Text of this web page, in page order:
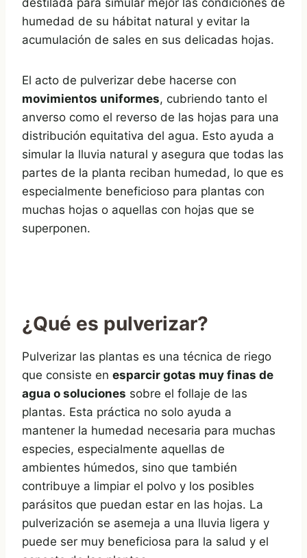
destilada para simular mejor las condiciones de
humedad de su hábitat natural y evitar la
acumulación de sales en sus delicadas hojas.
El acto de pulverizar debe hacerse con
movimientos uniformes, cubriendo tanto el
anverso como el reverso de las hojas para una
distribución equitativa del agua. Esto ayuda a
simular la lluvia natural y asegura que todas las
partes de la planta reciban humedad, lo que es
especialmente beneficioso para plantas con
muchas hojas o aquellas con hojas que se
superponen.
¿Qué es pulverizar?
Pulverizar las plantas es una técnica de riego
que consiste en esparcir gotas muy finas de
agua o soluciones sobre el follaje de las
plantas. Esta práctica no solo ayuda a
mantener la humedad necesaria para muchas
especies, especialmente aquellas de
ambientes húmedos, sino que también
contribuye a limpiar el polvo y los posibles
parásitos que puedan estar en las hojas. La
pulverización se asemeja a una lluvia ligera y
puede ser muy beneficiosa para la salud y el